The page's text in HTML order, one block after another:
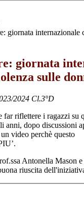
giornata internazionale
giornata
sulle
2024 Cl.3°D
far riflettere i ragazzi su
anni, dopo discussioni
video perchè questo
Antonella Mason
riuscita